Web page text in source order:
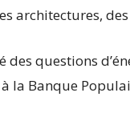
architectures,
des questions
la Banque